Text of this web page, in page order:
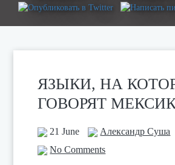
ЯЗЫКИ, НА
ГОВОРЯТ
21 June
Александр Суша
No Comments